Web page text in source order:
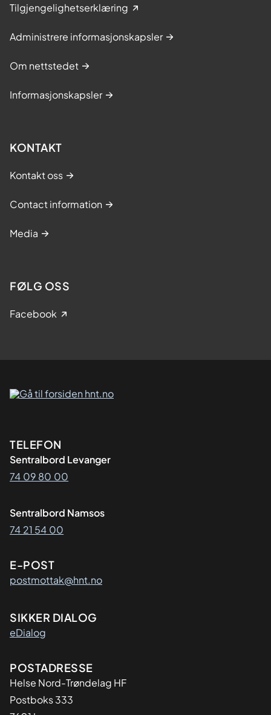
Tilgjengelighetserklæring
Administrere informasjonskapsler
Om nettstedet
Informasjonskapsler
KONTAKT
Kontakt oss
Contact information
Media
FØLG OSS
Facebook
Kontaktinformasjon
TELEFON
Sentralbord Levanger
74 09 80 00
Sentralbord Namsos
74 21 54 00
E-POST
postmottak@hnt.no
SIKKER DIALOG
eDialog
Adresse
POSTADRESSE
Helse Nord-Trøndelag HF
Postboks 333